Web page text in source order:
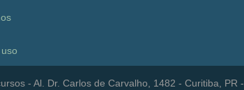
- Al. Dr. Carlos de Carvalho, 1482 - Curitiba, PR -